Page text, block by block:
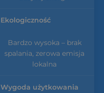
Ekologiczność
Bardzo wysoka – brak
spalania, zerowa emisja
lokalna
Wygoda użytkowania